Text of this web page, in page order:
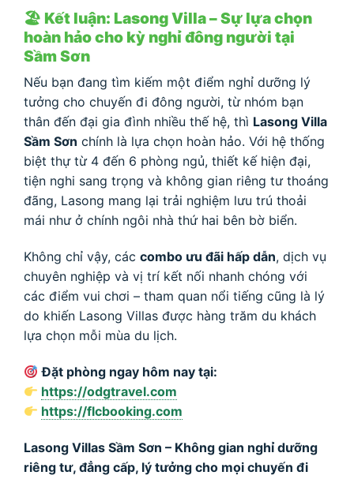
🏖 Kết luận: Lasong Villa – Sự lựa chọn
hoàn hảo cho kỳ nghỉ đông người tại
Sầm Sơn
Nếu bạn đang tìm kiếm một điểm nghỉ dưỡng lý
tưởng cho chuyến đi đông người, từ nhóm bạn
thân đến đại gia đình nhiều thế hệ, thì Lasong Villa
Sầm Sơn chính là lựa chọn hoàn hảo. Với hệ thống
biệt thự từ 4 đến 6 phòng ngủ, thiết kế hiện đại,
tiện nghi sang trọng và không gian riêng tư thoáng
đãng, Lasong mang lại trải nghiệm lưu trú thoải
mái như ở chính ngôi nhà thứ hai bên bờ biển.
Không chỉ vậy, các combo ưu đãi hấp dẫn, dịch vụ
chuyên nghiệp và vị trí kết nối nhanh chóng với
các điểm vui chơi – tham quan nổi tiếng cũng là lý
do khiến Lasong Villas được hàng trăm du khách
lựa chọn mỗi mùa du lịch.
Đặt phòng ngay hôm nay tại:
https://odgtravel.com
https://flcbooking.com
Lasong Villas Sầm Sơn – Không gian nghỉ dưỡng
riêng tư, đẳng cấp, lý tưởng cho mọi chuyến đi